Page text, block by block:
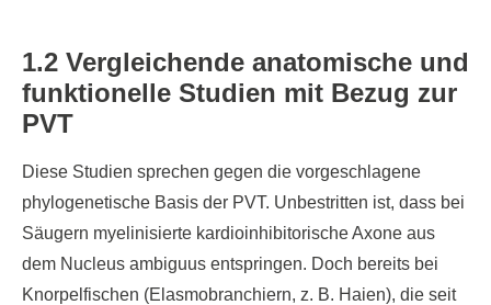
1.2 Vergleichende anatomische und
funktionelle Studien mit Bezug zur
PVT
Diese Studien sprechen gegen die vorgeschlagene
phylogenetische Basis der PVT. Unbestritten ist, dass bei
Säugern myelinisierte kardioinhibitorische Axone aus
dem Nucleus ambiguus entspringen. Doch bereits bei
Knorpelfischen (Elasmobranchiern, z. B. Haien), die seit